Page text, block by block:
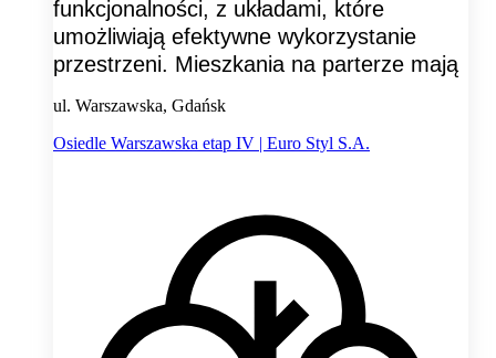
funkcjonalności, z układami, które
umożliwiają efektywne wykorzystanie
przestrzeni. Mieszkania na parterze mają
ul. Warszawska, Gdańsk
Osiedle Warszawska etap IV | Euro Styl S.A.